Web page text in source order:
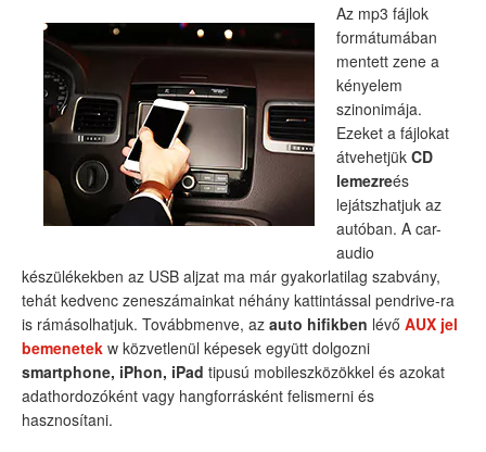
Az mp3 fájlok
formátumában
mentett zene a
kényelem
szinonimája.
Ezeket a fájlokat
átvehetjük CD
lemezreés
lejátszhatjuk az
autóban. A car-
audio
készülékekben az USB aljzat ma már gyakorlatilag szabvány,
tehát kedvenc zeneszámainkat néhány kattintással pendrive-ra
is rámásolhatjuk. Továbbmenve, az auto hifikben lévő AUX jel
bemenetek w közvetlenül képesek együtt dolgozni
smartphone, iPhon, iPad tipusú mobileszközökkel és azokat
adathordozóként vagy hangforrásként felismerni és
hasznosítani.